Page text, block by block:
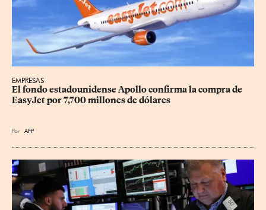
EMPRESAS
El fondo estadounidense Apollo confirma la compra de
EasyJet por 7,700 millones de dólares
Por AFP